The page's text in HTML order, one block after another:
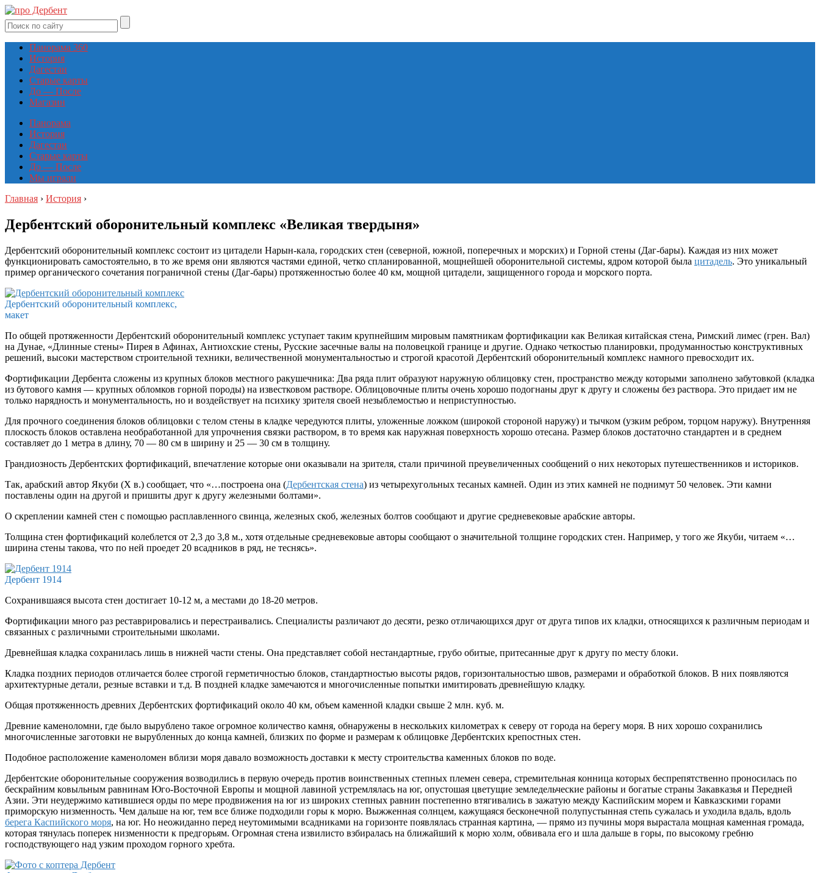
Панорама 360
История
Дагестан
Старые карты
До — После
Магазин
Панорама
История
Дагестан
Старые карты
До — После
Мы играли
Главная › История ›
Дербентский оборонительный комплекс «Великая твердыня»
Дербентский оборонительный комплекс состоит из цитадели Нарын-кала, городских стен (северной, южной, поперечных и морских) и Горной стены (Даг-бары). Каждая из них может
функционировать самостоятельно, в то же время они являются частями единой, четко спланированной, мощнейшей оборонительной системы, ядром которой была цитадель. Это уникальный
пример органического сочетания пограничной стены (Даг-бары) протяженностью более 40 км, мощной цитадели, защищенного города и морского порта.
Дербентский оборонительный комплекс,
макет
По общей протяженности Дербентский оборонительный комплекс уступает таким крупнейшим мировым памятникам фортификации как Великая китайская стена, Римский лимес (грен. Вал)
на Дунае, «Длинные стены» Пирея в Афинах, Антиохские стены, Русские засечные валы на половецкой границе и другие. Однако четкостью планировки, продуманностью конструктивных
решений, высоки мастерством строительной техники, величественной монументальностью и строгой красотой Дербентский оборонительный комплекс намного превосходит их.
Фортификации Дербента сложены из крупных блоков местного ракушечника: Два ряда плит образуют наружную облицовку стен, пространство между которыми заполнено забутовкой (кладка
из бутового камня — крупных обломков горной породы) на известковом растворе. Облицовочные плиты очень хорошо подогнаны друг к другу и сложены без раствора. Это придает им не
только нарядность и монументальность, но и воздействует на психику зрителя своей незыблемостью и неприступностью.
Для прочного соединения блоков облицовки с телом стены в кладке чередуются плиты, уложенные ложком (широкой стороной наружу) и тычком (узким ребром, торцом наружу). Внутренняя
плоскость блоков оставлена необработанной для упрочнения связки раствором, в то время как наружная поверхность хорошо отесана. Размер блоков достаточно стандартен и в среднем
составляет до 1 метра в длину, 70 — 80 см в ширину и 25 — 30 см в толщину.
Грандиозность Дербентских фортификаций, впечатление которые они оказывали на зрителя, стали причиной преувеличенных сообщений о них некоторых путешественников и историков.
Так, арабский автор Якуби (X в.) сообщает, что «…построена она (Дербентская стена) из четырехугольных тесаных камней. Один из этих камней не поднимут 50 человек. Эти камни
поставлены один на другой и пришиты друг к другу железными болтами».
О скреплении камней стен с помощью расплавленного свинца, железных скоб, железных болтов сообщают и другие средневековые арабские авторы.
Толщина стен фортификаций колеблется от 2,3 до 3,8 м., хотя отдельные средневековые авторы сообщают о значительной толщине городских стен. Например, у того же Якуби, читаем «…
ширина стены такова, что по ней проедет 20 всадников в ряд, не теснясь».
Дербент 1914
Сохранившаяся высота стен достигает 10-12 м, а местами до 18-20 метров.
Фортификации много раз реставрировались и перестраивались. Специалисты различают до десяти, резко отличающихся друг от друга типов их кладки, относящихся к различным периодам и
связанных с различными строительными школами.
Древнейшая кладка сохранилась лишь в нижней части стены. Она представляет собой нестандартные, грубо обитые, притесанные друг к другу по месту блоки.
Кладка поздних периодов отличается более строгой герметичностью блоков, стандартностью высоты рядов, горизонтальностью швов, размерами и обработкой блоков. В них появляются
архитектурные детали, резные вставки и т.д. В поздней кладке замечаются и многочисленные попытки имитировать древнейшую кладку.
Общая протяженность древних Дербентских фортификаций около 40 км, объем каменной кладки свыше 2 млн. куб. м.
Древние каменоломни, где было вырублено такое огромное количество камня, обнаружены в нескольких километрах к северу от города на берегу моря. В них хорошо сохранились
многочисленные заготовки не вырубленных до конца камней, близких по форме и размерам к облицовке Дербентских крепостных стен.
Подобное расположение каменоломен вблизи моря давало возможность доставки к месту строительства каменных блоков по воде.
Дербентские оборонительные сооружения возводились в первую очередь против воинственных степных племен севера, стремительная конница которых беспрепятственно проносилась по
бескрайним ковыльным равнинам Юго-Восточной Европы и мощной лавиной устремлялась на юг, опустошая цветущие земледельческие районы и богатые страны Закавказья и Передней
Азии. Эти неудержимо катившиеся орды по мере продвижения на юг из широких степных равнин постепенно втягивались в зажатую между Каспийским морем и Кавказскими горами
приморскую низменность. Чем дальше на юг, тем все ближе подходили горы к морю. Выжженная солнцем, кажущаяся бесконечной полупустынная степь сужалась и уходила вдаль, вдоль
берега Каспийского моря, на юг. Но неожиданно перед неутомимыми всадниками на горизонте появлялась странная картина, — прямо из пучины моря вырастала мощная каменная громада,
которая тянулась поперек низменности к предгорьям. Огромная стена извилисто взбиралась на ближайший к морю холм, обвивала его и шла дальше в горы, по высокому гребню
господствующего над узким проходом горного хребта.